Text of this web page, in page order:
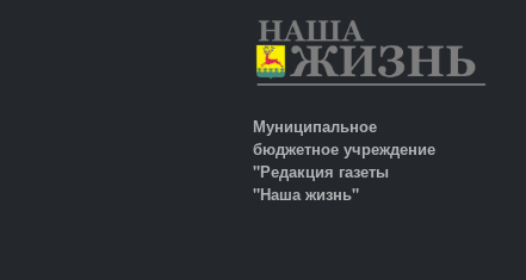
Муниципальное
бюджетное учреждение
"Редакция газеты
"Наша жизнь"